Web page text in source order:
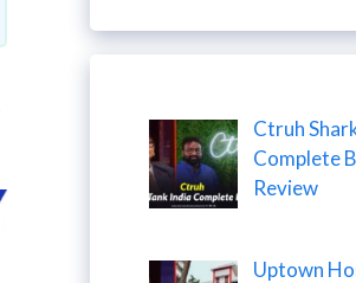
Ctruh
Complete
Review
Uptown